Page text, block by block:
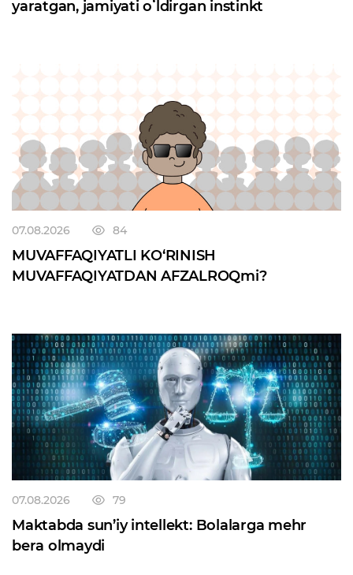
yaratgan, jamiyati oʻldirgan instinkt
07.08.2026 84
MUVAFFAQIYATLI KO‘RINISH
MUVAFFAQIYATDAN AFZALROQmi?
07.08.2026 79
Maktabda sun’iy intellekt: Bolalarga mehr
bera olmaydi